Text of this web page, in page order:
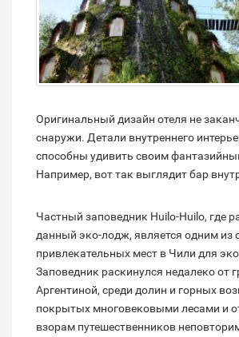
Оригинальный дизайн отеля не
снаружи. Детали внутреннего
способны удивить своим
Например, вот так выглядит бар
Частный заповедник Huilo-Huilo, где
данный эко-лодж, является одним из
привлекательных мест в Чили для
Заповедник раскинулся недалеко от
Аргентиной, среди долин и горных
покрытых многовековыми лесами и
взорам путешественников